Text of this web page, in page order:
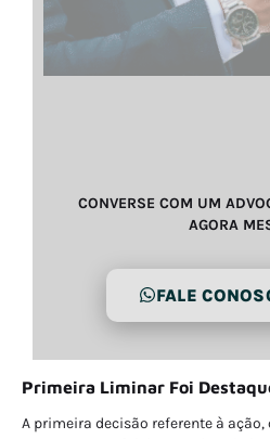
CONVERSE COM UM
AGORA
FALE
Primeira Liminar Foi
A primeira decisão referente à